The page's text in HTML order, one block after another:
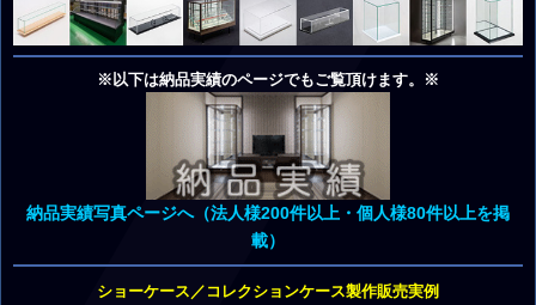
※以下は納品実績のページでもご覧頂けます。※
納品実績写真ページへ（法人様200件以上・個人様80件以上を掲
載）
ショーケース／コレクションケース製作販売実例